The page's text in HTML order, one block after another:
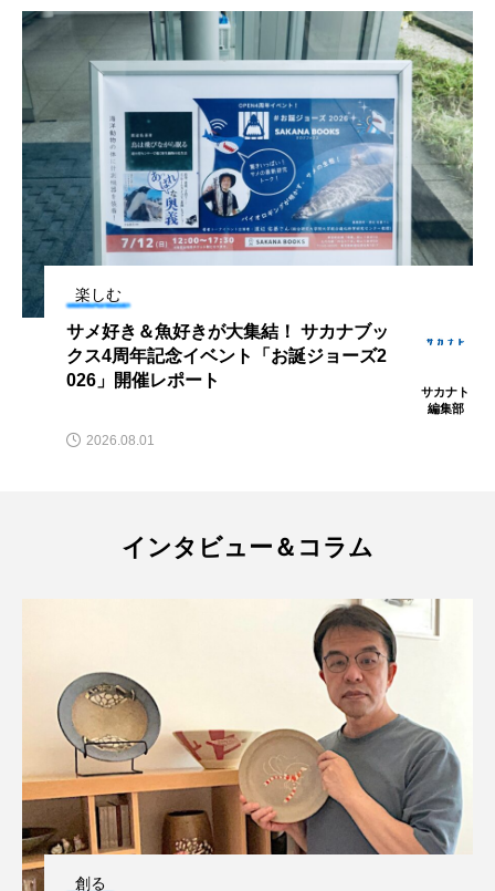
未利用魚 未来館 東京湾 栄養
梅雨 棘皮動物
横浜開運水族館 正月 歴史
死滅回遊魚 水 水族館 水族館人
水槽 水生昆虫 水生生物 汽水域
海きらら 海水魚 海洋
灯台
無脊椎動物 特徴
琵琶湖博物館 環境 環境保全
生きた化石 生態 生態系 生物多様性
産卵 田んぼ 甲殻類 発酵食品
楽しむ
可憐な姿とのギャップがたまらない流氷
の天使＜クリオネ＞ エサを前にすると
悪魔に変身？【私のすきなサカナたち】
minto
2025.02.17
インタビュー＆コラム
創る